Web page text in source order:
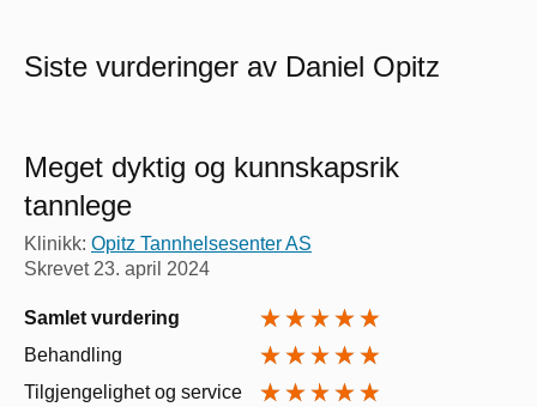
Siste vurderinger av Daniel Opitz
Meget dyktig og kunnskapsrik
tannlege
Klinikk: Opitz Tannhelsesenter AS
Skrevet 23. april 2024
Samlet vurdering
Behandling
Tilgjengelighet og service